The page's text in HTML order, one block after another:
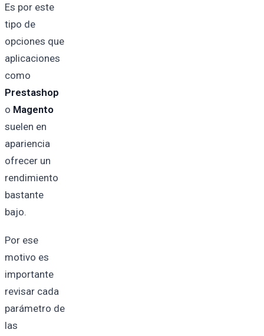
Es por este
tipo de
opciones que
aplicaciones
como
Prestashop
o Magento
suelen en
apariencia
ofrecer un
rendimiento
bastante
bajo.
Por ese
motivo es
importante
revisar cada
parámetro de
las